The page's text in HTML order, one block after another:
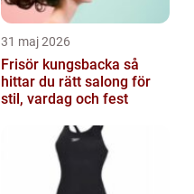
31 maj 2026
Frisör kungsbacka så
hittar du rätt salong för
stil, vardag och fest